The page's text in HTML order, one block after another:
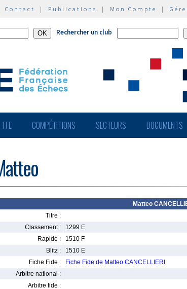
Contact | Publications | Mon Compte |
Rechercher un club
FFE COMPÉTITIONS SECTEURS DOCUMENTS
Matteo
Titre :
Classement :
1299 E
Rapide :
1510 F
Blitz :
1510 E
Fiche Fide :
Fiche Fide de Matteo CANCELLIERI
Arbitre national :
Arbitre fide :